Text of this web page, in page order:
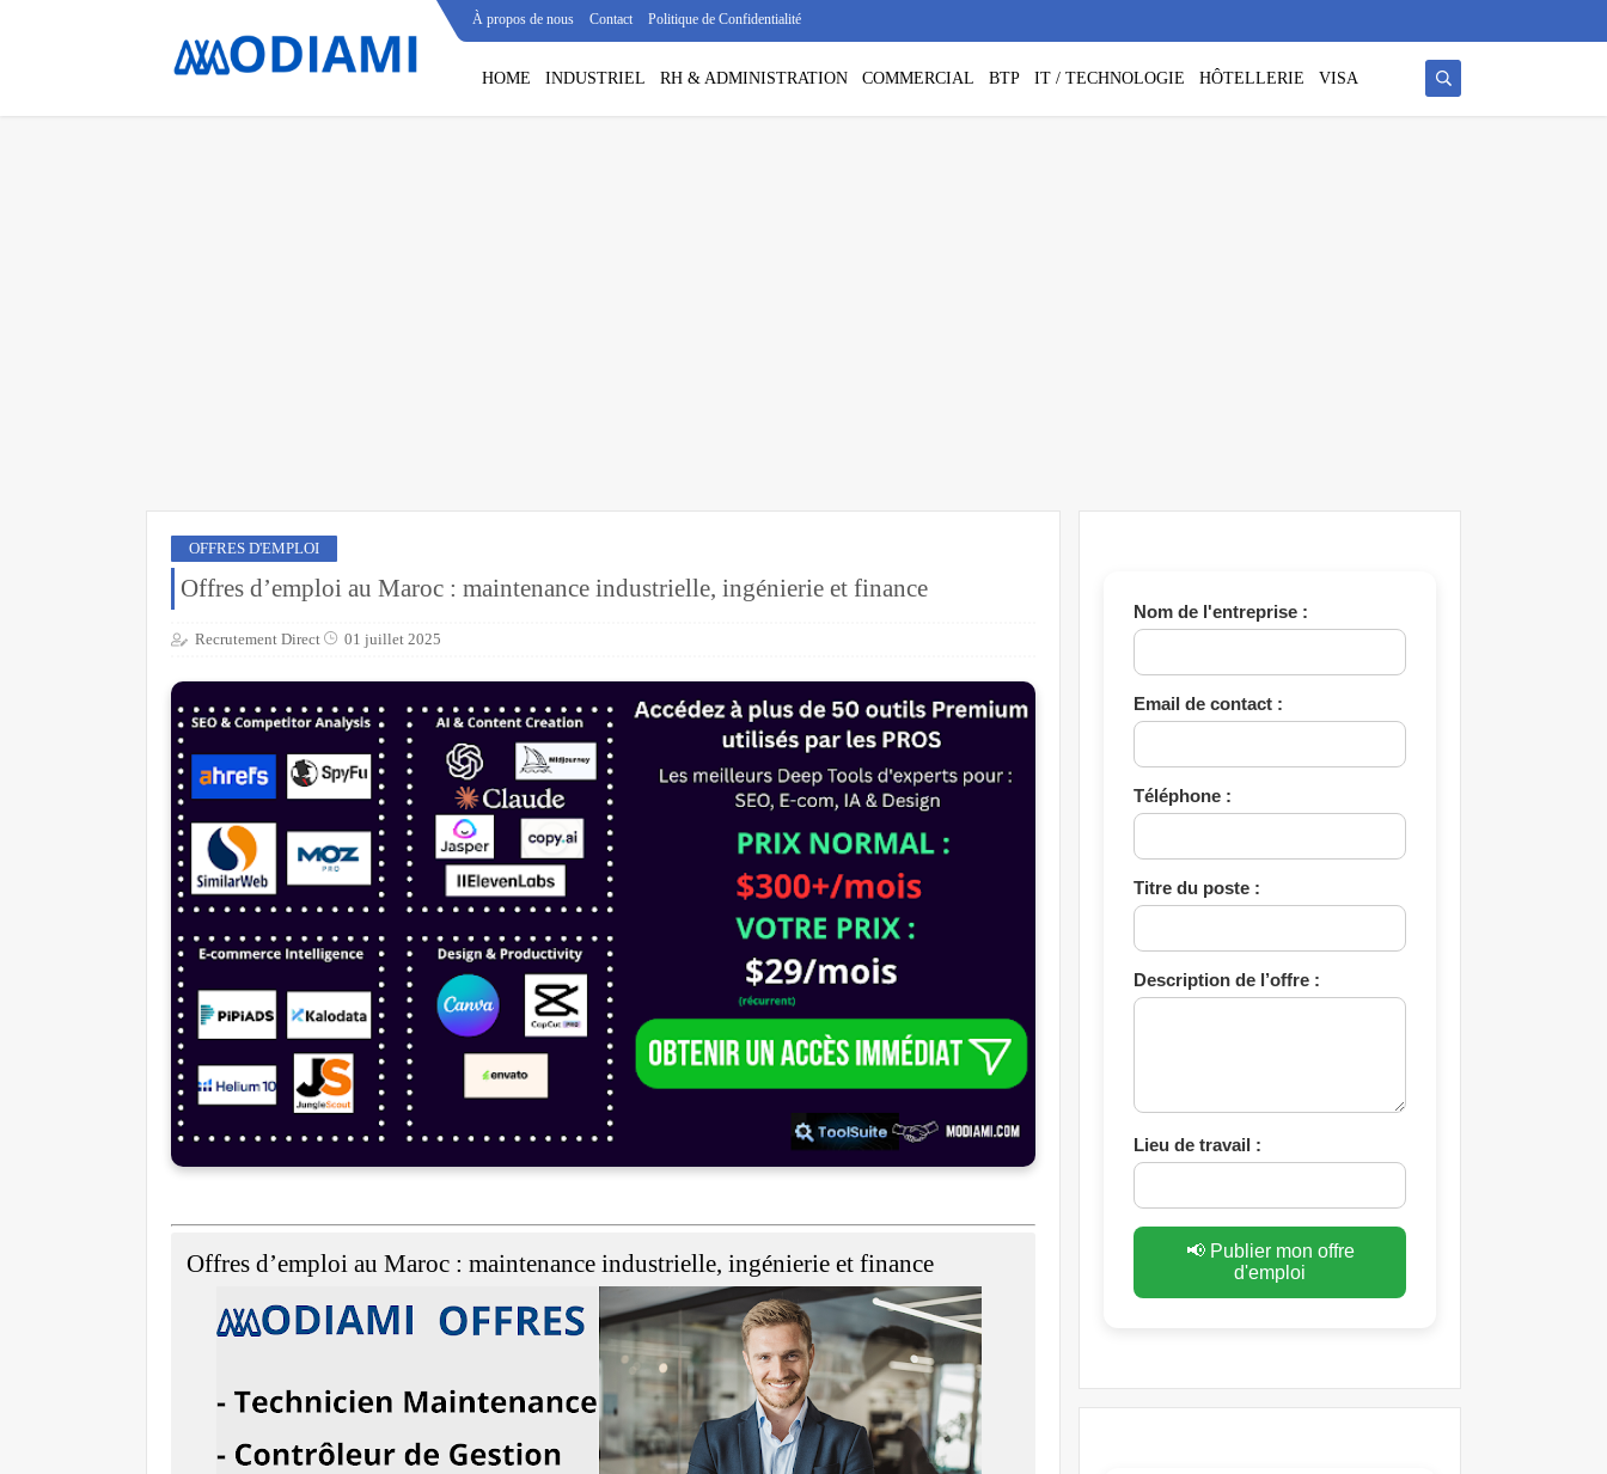
À propos de nous Contact Politique de Confidentialité
HOME INDUSTRIEL RH & ADMINISTRATION COMMERCIAL BTP IT / TECHNOLOGIE HÔTELLERIE VISA
OFFRES D'EMPLOI
Offres d’emploi au Maroc : maintenance industrielle, ingénierie et finance
Recrutement Direct 01 juillet 2025
Offres d’emploi au Maroc : maintenance industrielle, ingénierie et finance
Nom de l'entreprise :
Email de contact :
Téléphone :
Titre du poste :
Description de l’offre :
Lieu de travail :
📢 Publier mon offre
d'emploi